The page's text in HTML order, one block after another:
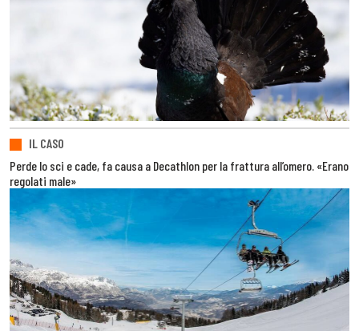
IL CASO
Perde lo sci e cade, fa causa a Decathlon per la frattura all’omero. «Erano
regolati male»